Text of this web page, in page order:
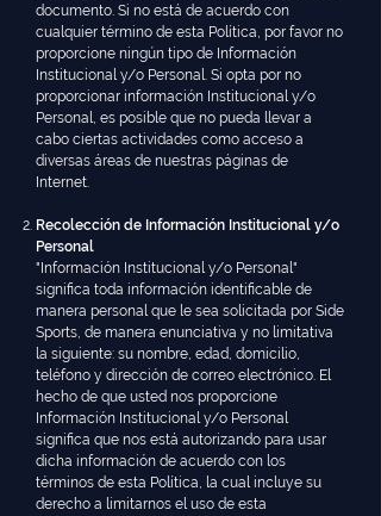
documento. Si no está de acuerdo con
cualquier término de esta Política, por favor no
proporcione ningún tipo de Información
Institucional y/o Personal. Si opta por no
proporcionar información Institucional y/o
Personal, es posible que no pueda llevar a
cabo ciertas actividades como acceso a
diversas áreas de nuestras páginas de
Internet.
Recolección de Información Institucional y/o
Personal
"Información Institucional y/o Personal"
significa toda información identificable de
manera personal que le sea solicitada por Side
Sports, de manera enunciativa y no limitativa
la siguiente: su nombre, edad, domicilio,
teléfono y dirección de correo electrónico. El
hecho de que usted nos proporcione
Información Institucional y/o Personal
significa que nos está autorizando para usar
dicha información de acuerdo con los
términos de esta Política, la cual incluye su
derecho a limitarnos el uso de esta